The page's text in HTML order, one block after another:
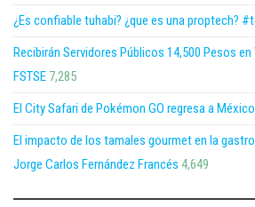
¿Es confiable tuhabi? ¿que es una proptech?
Recibirán Servidores Públicos 14,500 Pesos
FSTSE 7,285
El City Safari de Pokémon GO regresa a
El impacto de los tamales gourmet en la
Jorge Carlos Fernández Francés 4,649